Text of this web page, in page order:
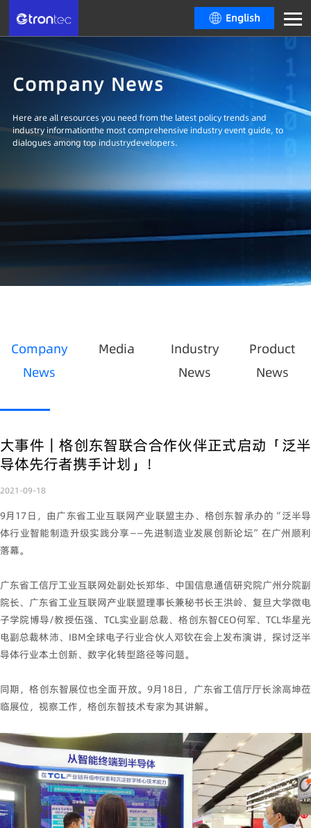
English
Company News
Here are all resources you need from the latest policy trends and
industry informationthe most comprehensive industry event guide, to
dialogues among top industrydevelopers.
Company
News
Media
Industry
News
Product
News
大事件｜格创东智联合合作伙伴正式启动「泛半
导体先行者携手计划」！
2021-09-18
9月17日，由广东省工业互联网产业联盟主办、格创东智承办的“泛半导
体行业智能制造升级实践分享——先进制造业发展创新论坛”在广州顺利
落幕。
广东省工信厅工业互联网处副处长郑华、中国信息通信研究院广州分院副
院长、广东省工业互联网产业联盟理事长兼秘书长王洪岭、复旦大学微电
子学院博导/教授伍强、TCL实业副总裁、格创东智CEO何军、TCL华星光
电副总裁林沛、IBM全球电子行业合伙人邓钦在会上发布演讲，探讨泛半
导体行业本土创新、数字化转型路径等问题。
同期，格创东智展位也全面开放。9月18日，广东省工信厅厅长涂高坤莅
临展位，视察工作，格创东智技术专家为其讲解。